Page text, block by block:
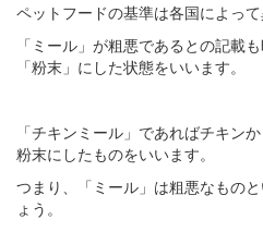
ペットフードの基準は各国によって
「ミール」が粗悪であるとの記載
「粉末」にした状態をいいます。
「チキンミール」であればチキン
粉末にしたものをいいます。
つまり、「ミール」は粗悪なもの
ょう。